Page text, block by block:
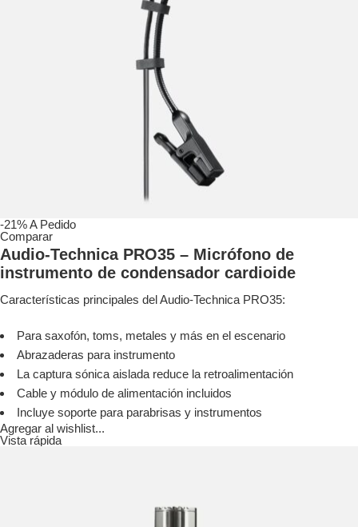
-21%A Pedido
Comparar
Audio-Technica PRO35 – Micrófono de
instrumento de condensador cardioide
Características principales del Audio-Technica PRO35:
Para saxofón, toms, metales y más en el escenario
Abrazaderas para instrumento
La captura sónica aislada reduce la retroalimentación
Cable y módulo de alimentación incluidos
Incluye soporte para parabrisas y instrumentos
Agregar al wishlist...
Vista rápida